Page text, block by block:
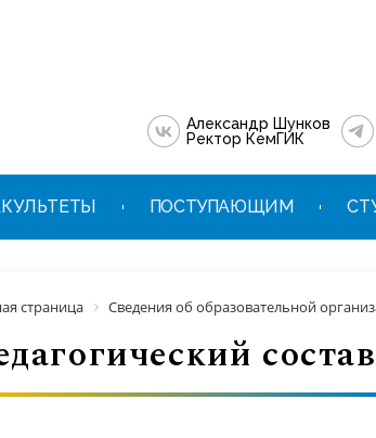
Александр Шунков
Ректор КемГИК
ПОСТУПАЮЩИМ
страница Сведения об образовательной
состав